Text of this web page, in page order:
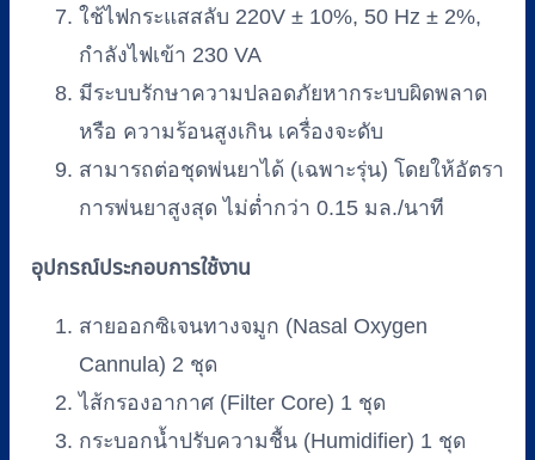
ใช้ไฟกระแสสลับ 220V ± 10%, 50 Hz ± 2%,
กำลังไฟเข้า 230 VA
มีระบบรักษาความปลอดภัยหากระบบผิดพลาด
หรือ ความร้อนสูงเกิน เครื่องจะดับ
สามารถต่อชุดพ่นยาได้ (เฉพาะรุ่น) โดยให้อัตรา
การพ่นยาสูงสุด ไม่ต่ำกว่า 0.15 มล./นาที
อุปกรณ์ประกอบการใช้งาน
สายออกซิเจนทางจมูก (Nasal Oxygen
Cannula) 2 ชุด
ไส้กรองอากาศ (Filter Core) 1 ชุด
กระบอกน้ำปรับความชื้น (Humidifier) 1 ชุด